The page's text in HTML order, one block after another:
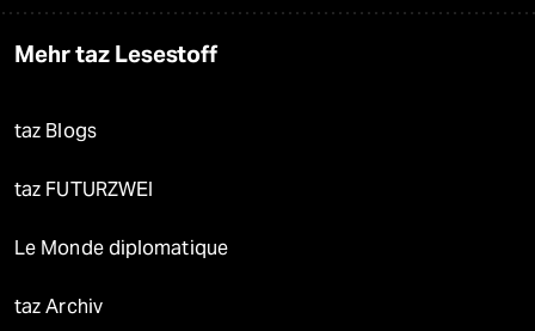
Mehr taz Lesestoff
taz Blogs
taz FUTURZWEI
Le Monde diplomatique
taz Archiv